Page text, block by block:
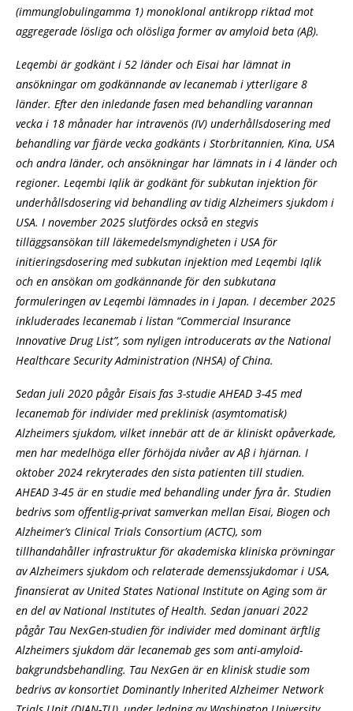
(immunglobulingamma 1) monoklonal antikropp riktad mot
aggregerade lösliga och olösliga former av amyloid beta (Aβ).
Leqembi är godkänt i 52 länder och Eisai har lämnat in
ansökningar om godkännande av lecanemab i ytterligare 8
länder. Efter den inledande fasen med behandling varannan
vecka i 18 månader har intravenös (IV) underhållsdosering med
behandling var fjärde vecka godkänts i Storbritannien, Kina, USA
och andra länder, och ansökningar har lämnats in i 4 länder och
regioner. Leqembi Iqlik är godkänt för subkutan injektion för
underhållsdosering vid behandling av tidig Alzheimers sjukdom i
USA. I november 2025 slutfördes också en stegvis
tilläggsansökan till läkemedelsmyndigheten i USA för
initieringsdosering med subkutan injektion med Leqembi Iqlik
och en ansökan om godkännande för den subkutana
formuleringen av Leqembi lämnades in i Japan. I december 2025
inkluderades lecanemab i listan “Commercial Insurance
Innovative Drug List”, som nyligen introducerats av the National
Healthcare Security Administration (NHSA) of China.
Sedan juli 2020 pågår Eisais fas 3-studie AHEAD 3-45 med
lecanemab för individer med preklinisk (asymtomatisk)
Alzheimers sjukdom, vilket innebär att de är kliniskt opåverkade,
men har medelhöga eller förhöjda nivåer av Aβ i hjärnan. I
oktober 2024 rekryterades den sista patienten till studien.
AHEAD 3-45 är en studie med behandling under fyra år. Studien
bedrivs som offentlig-privat samverkan mellan Eisai, Biogen och
Alzheimer’s Clinical Trials Consortium (ACTC), som
tillhandahåller infrastruktur för akademiska kliniska prövningar
av Alzheimers sjukdom och relaterade demenssjukdomar i USA,
finansierat av United States National Institute on Aging som är
en del av National Institutes of Health. Sedan januari 2022
pågår Tau NexGen-studien för individer med dominant ärftlig
Alzheimers sjukdom där lecanemab ges som anti-amyloid-
bakgrundsbehandling. Tau NexGen är en klinisk studie som
bedrivs av konsortiet Dominantly Inherited Alzheimer Network